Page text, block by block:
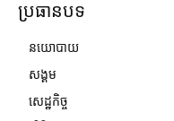
ប្រធានបទ
នយោបាយ
សង្គម
សេដ្ឋកិច្ច